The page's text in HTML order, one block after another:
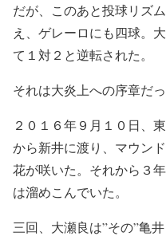
だが、このあと投球リズ
え、ゲレーロにも四球。
て１対２と逆転された。
それは大炎上への序章だっ
２０１６年９月１０日、
から新井に渡り、マウン
花が咲いた。それから３
は溜めこんでいた。
三回、大瀬良は”その”亀